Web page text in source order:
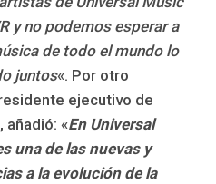
y no podemos esperar a
de todo el mundo lo
juntos«. Por otro
ejecutivo de
añadió: «En Universal
una de las nuevas y
a la evolución de la